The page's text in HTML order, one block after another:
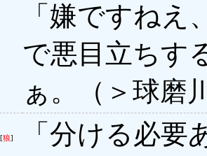
「嫌ですね
で悪目立ちす
ぁ。（＞球磨
[狼]
「分ける必